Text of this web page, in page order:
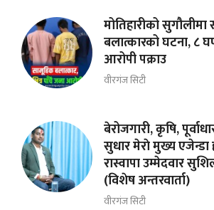
मोतिहारीको
बलात्कारको घटना, ८
आरोपी पक्राउ
वीरगंज सिटी
बेरोजगारी, कृषि,
सुधार मेराे मुख्य एजेन्डा
रास्वापा उम्मेदवार
(विशेष अन्तरवार्ता)
वीरगंज सिटी